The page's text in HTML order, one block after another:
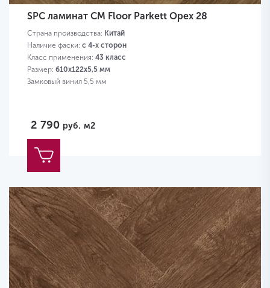
SPC ламинат CM Floor Parkett Орех 28
Страна производства: Китай
Наличие фаски: с 4-х сторон
Класс применения: 43 класс
Размер: 610х122х5,5 мм
Замковый винил 5,5 мм
2 790 руб. м2